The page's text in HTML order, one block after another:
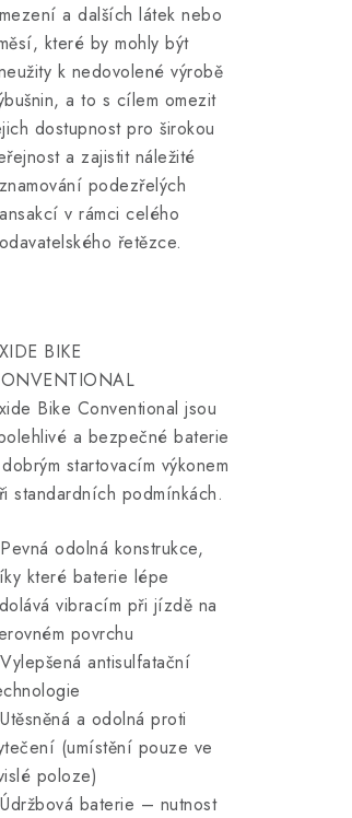
a dalších látek nebo
které by mohly být
k nedovolené výrobě
a to s cílem omezit
dostupnost pro širokou
a zajistit náležité
podezřelých
v rámci celého
řetězce.
BIKE
Bike Conventional jsou
a bezpečné baterie
startovacím výkonem
standardních podmínkách.
Pevná odolná konstrukce,
které baterie lépe
vibracím při jízdě na
povrchu
Vylepšená antisulfatační
Utěsněná a odolná proti
(umístění pouze ve
poloze)
Údržbová baterie – nutnost